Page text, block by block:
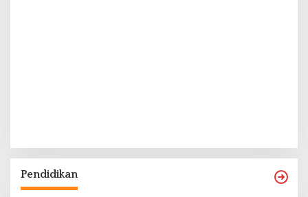
Pendidikan